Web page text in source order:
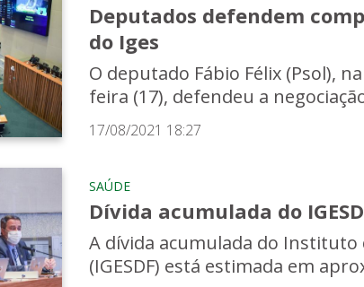
Deputados defendem
do Iges
O deputado Fábio Félix (Psol),
feira (17), defendeu a
17/08/2021 18:27
SAÚDE
Dívida acumulada do
A dívida acumulada do Instituto
(IGESDF) está estimada em